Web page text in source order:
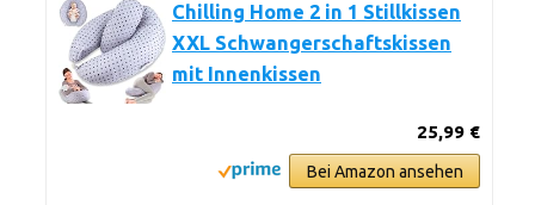
Chilling Home 2 in 1 Stillkissen
XXL Schwangerschaftskissen
mit Innenkissen
25,99 €
Bei Amazon ansehen